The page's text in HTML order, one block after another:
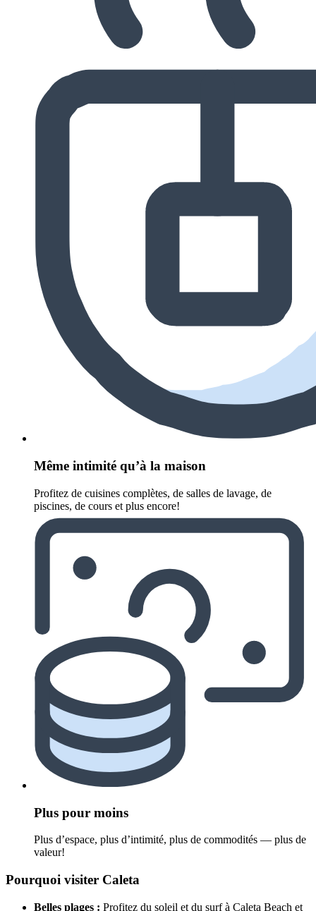
Même intimité qu’à la maison
Profitez de cuisines complètes, de salles de lavage, de
piscines, de cours et plus encore!
Plus pour moins
Plus d’espace, plus d’intimité, plus de commodités — plus de
valeur!
Pourquoi visiter Caleta
Belles plages : Profitez du soleil et du surf à Caleta Beach et